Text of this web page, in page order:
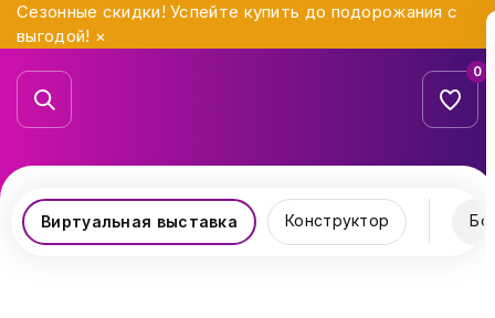
Сезонные скидки! Успейте купить до подорожания с
выгодой! ×
0
Виртуальная выставка Конструктор